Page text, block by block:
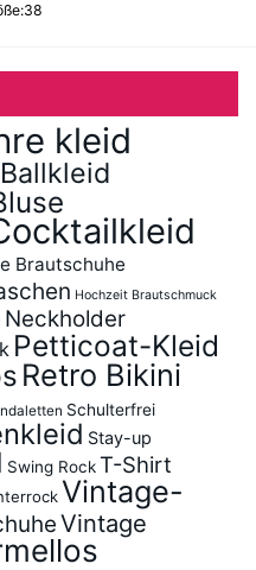
kleid
Ballkleid
Brautschuhe
Hochzeit Brautschmuck
Neckholder
Petticoat-Kleid
Retro Bikini
Schulterfrei
Stay-up
Swing RockT-Shirt
Vintage-
Vintage